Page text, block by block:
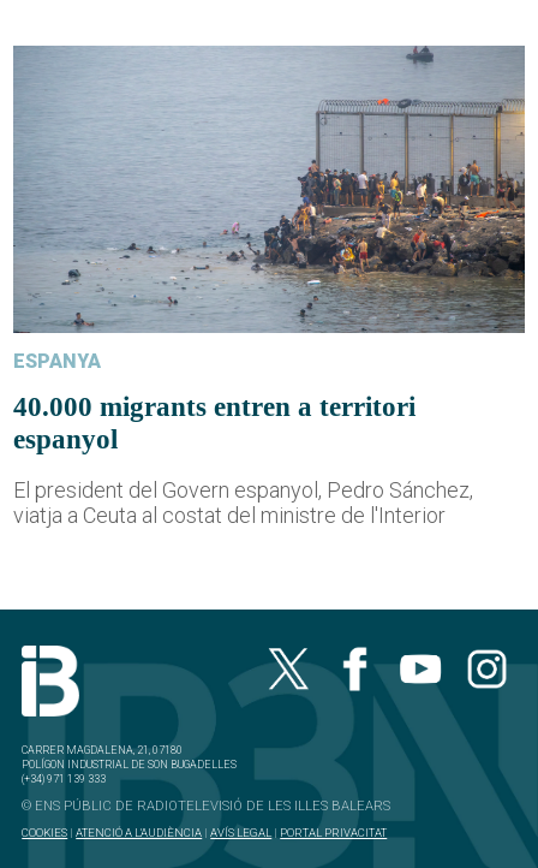
ESPANYA
40.000 migrants entren a territori
espanyol
El president del Govern espanyol, Pedro Sánchez,
viatja a Ceuta al costat del ministre de l'Interior
CARRER MAGDALENA, 21, 07180
POLÍGON INDUSTRIAL DE SON BUGADELLES
(+34) 971 139 333
© ENS PÚBLIC DE RADIOTELEVISIÓ DE LES ILLES BALEARS
COOKIES |ATENCIÓ A L'AUDIÈNCIA |AVÍS LEGAL | PORTAL PRIVACITAT